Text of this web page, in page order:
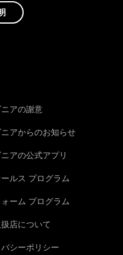
アの謝意
アからのお知らせ
アの公式アプリ
ルス プログラム
ーム プログラム
店について
シーポリシー